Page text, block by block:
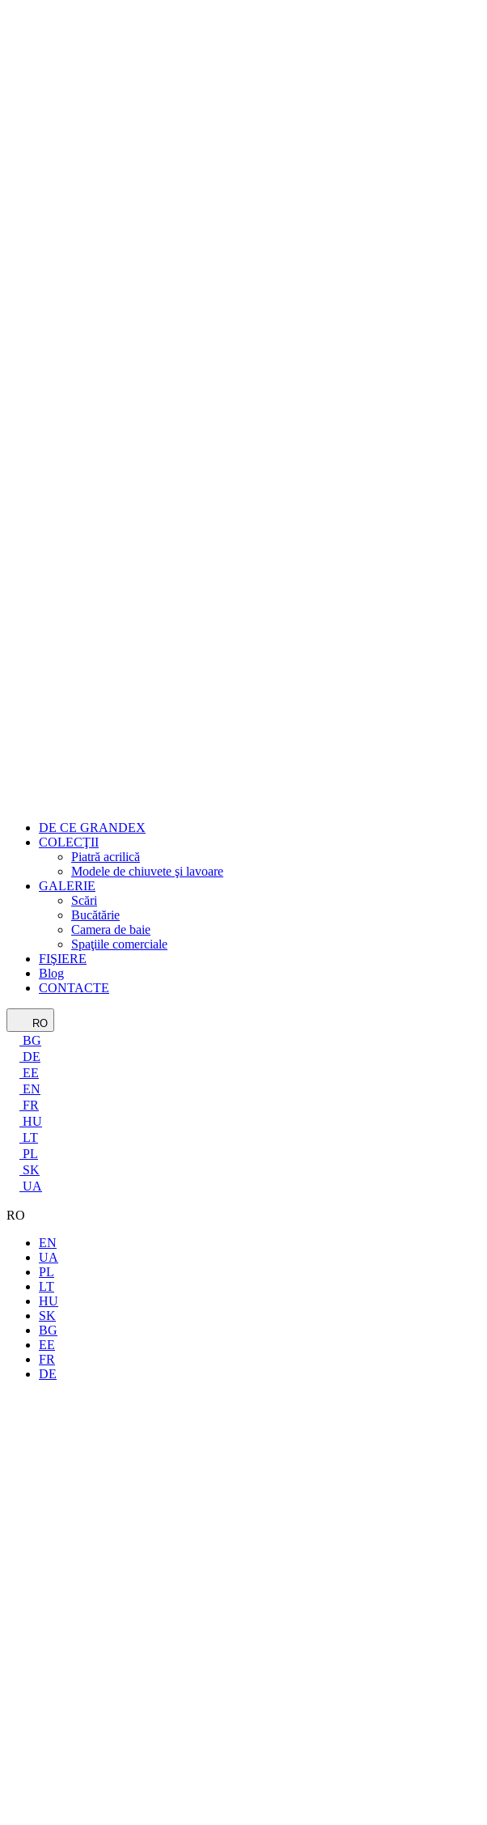
DE CE GRANDEX
COLECŢII
Piatră acrilică
Modele de chiuvete şi lavoare
GALERIE
Scări
Bucătărie
Camera de baie
Spaţiile comerciale
FIŞIERE
Blog
CONTACTE
RO
BG
DE
EE
EN
FR
HU
LT
PL
SK
UA
RO
EN
UA
PL
LT
HU
SK
BG
EE
FR
DE